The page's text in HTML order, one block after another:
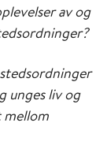
av og
unges liv og
mellom